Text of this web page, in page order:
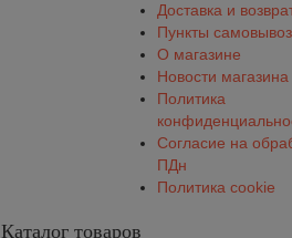
Доставка и
Пункты
О магазине
Новости магазина
Политика
Согласие на
ПДн
Политика cookie
Каталог товаров